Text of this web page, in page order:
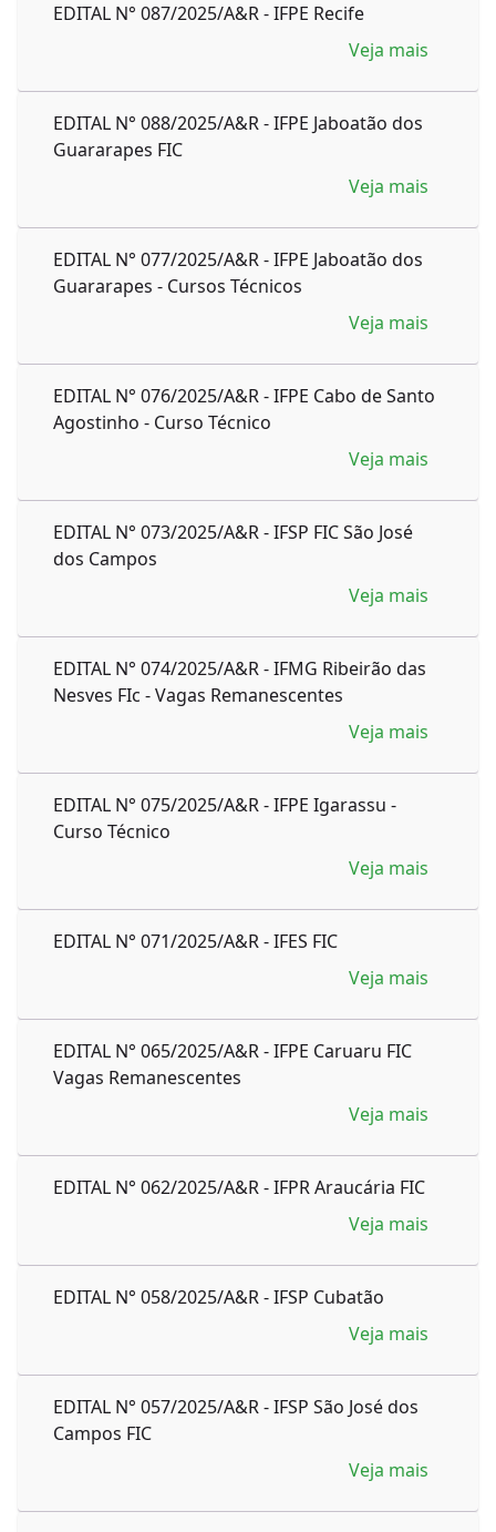
EDITAL N° 087/2025/A&R - IFPE Recife
Veja mais
EDITAL N° 088/2025/A&R - IFPE Jaboatão dos
Guararapes FIC
Veja mais
EDITAL N° 077/2025/A&R - IFPE Jaboatão dos
Guararapes - Cursos Técnicos
Veja mais
EDITAL N° 076/2025/A&R - IFPE Cabo de Santo
Agostinho - Curso Técnico
Veja mais
EDITAL N° 073/2025/A&R - IFSP FIC São José
dos Campos
Veja mais
EDITAL N° 074/2025/A&R - IFMG Ribeirão das
Nesves FIc - Vagas Remanescentes
Veja mais
EDITAL N° 075/2025/A&R - IFPE Igarassu -
Curso Técnico
Veja mais
EDITAL N° 071/2025/A&R - IFES FIC
Veja mais
EDITAL N° 065/2025/A&R - IFPE Caruaru FIC
Vagas Remanescentes
Veja mais
EDITAL N° 062/2025/A&R - IFPR Araucária FIC
Veja mais
EDITAL N° 058/2025/A&R - IFSP Cubatão
Veja mais
EDITAL N° 057/2025/A&R - IFSP São José dos
Campos FIC
Veja mais